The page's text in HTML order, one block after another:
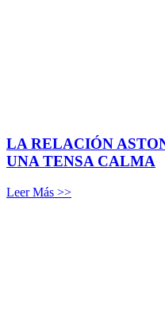
LA RELACIÓN
UNA TENSA CALMA
Leer Más >>